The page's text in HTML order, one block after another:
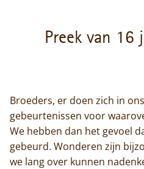
Preek van 16
Broeders, er doen zich in
gebeurtenissen voor
We hebben dan het gevoel
gebeurd. Wonderen zijn
we lang over kunnen